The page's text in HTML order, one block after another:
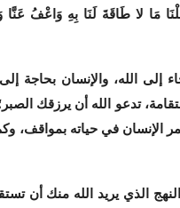
مَا لا طَاقَةَ لَنَا بِهِ وَاعْفُ
إلى الله، والإنسان بحاجة
تدعو الله أن يرزقك
الإنسان في حياته بمواقف،
النهج الذي يريد الله منك